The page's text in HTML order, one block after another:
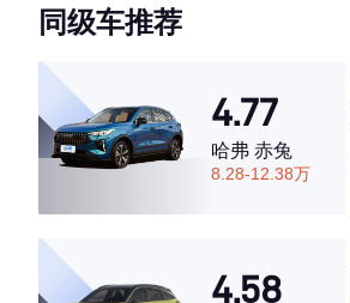
·外观表现一般，低于86%同级车
·内饰表现一般，低于55%同级车
·空间表现一般，低于68%同级车
同级车推荐
4.77
哈弗 赤兔
8.28-12.38万
4.58